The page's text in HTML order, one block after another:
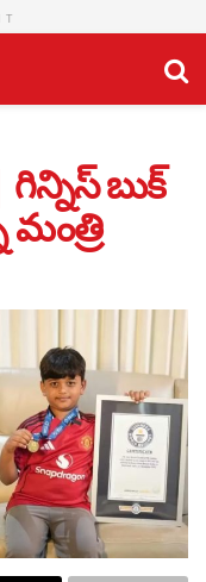
బుక్
మంత్రి